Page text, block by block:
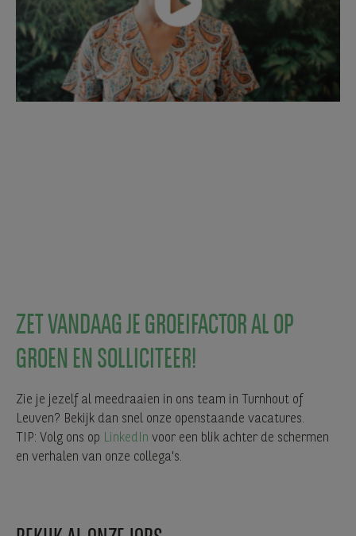
ZET VANDAAG JE GROEIFACTOR AL OP
GROEN EN SOLLICITEER!
Zie je jezelf al meedraaien in ons team in Turnhout of
Leuven? Bekijk dan snel onze openstaande vacatures.
TIP: Volg ons op LinkedIn voor een blik achter de schermen
en verhalen van onze collega's.